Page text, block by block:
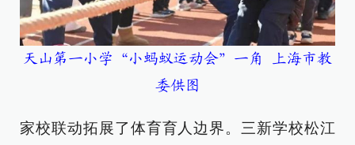
天山第一小学“小蚂蚁运动会”一角 上海市教
委供图
家校联动拓展了体育育人边界。三新学校松江